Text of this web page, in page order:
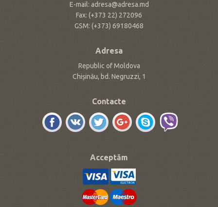
E-mail: adresa@adresa.md
Fax: (+373 22) 272096
GSM: (+373) 69180468
Adresa
Republic of Moldova
Chișinău, bd. Negruzzi, 1
Contacte
Acceptăm